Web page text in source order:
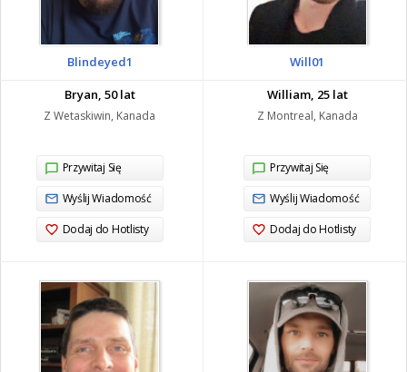
Blindeyed1
Bryan, 50 lat
Z Wetaskiwin, Kanada
Przywitaj Się
Wyślij Wiadomość
Dodaj do Hotlisty
Will01
William, 25 lat
Z Montreal, Kanada
Przywitaj Się
Wyślij Wiadomość
Dodaj do Hotlisty